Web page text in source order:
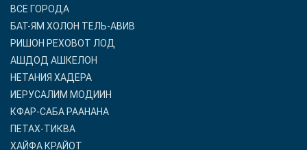
ВСЕ ГОРОДА
БАТ-ЯМ ХОЛОН ТЕЛЬ-АВИВ
РИШОН РЕХОВОТ ЛОД
АШДОД АШКЕЛОН
НЕТАНИЯ ХАДЕРА
ИЕРУСАЛИМ МОДИИН
КФАР-САБА РААНАНА
ПЕТАХ-ТИКВА
ХАЙФА КРАЙОТ